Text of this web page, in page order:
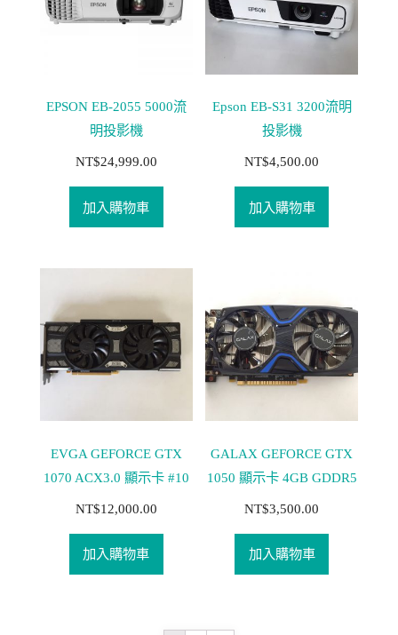
EPSON EB-2055 5000流
明投影機
NT$24,999.00
加入購物車
Epson EB-S31 3200流明
投影機
NT$4,500.00
加入購物車
EVGA GEFORCE GTX
1070 ACX3.0 顯示卡 #10
NT$12,000.00
加入購物車
GALAX GEFORCE GTX
1050 顯示卡 4GB GDDR5
NT$3,500.00
加入購物車